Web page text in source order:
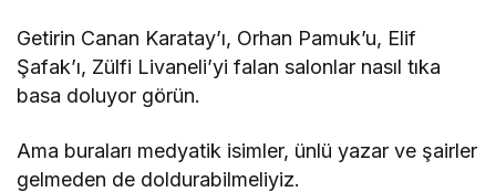
Getirin Canan Karatay’ı, Orhan Pamuk’u, Elif
Şafak’ı, Zülfi Livaneli’yi falan salonlar nasıl tıka
basa doluyor görün.
Ama buraları medyatik isimler, ünlü yazar ve şairler
gelmeden de doldurabilmeliyiz.